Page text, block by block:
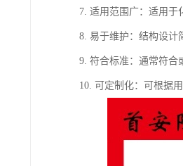
7. 适用范围广：适用于
8. 易于维护：结构设计
9. 符合标准：通常符合
10. 可定制化：可根据